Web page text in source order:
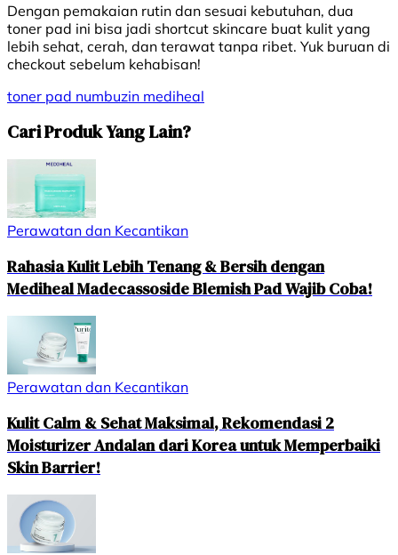
Dengan pemakaian rutin dan sesuai kebutuhan, dua
toner pad ini bisa jadi shortcut skincare buat kulit yang
lebih sehat, cerah, dan terawat tanpa ribet. Yuk buruan di
checkout sebelum kehabisan!
toner pad numbuzin mediheal
Cari Produk Yang Lain?
Perawatan dan Kecantikan
Rahasia Kulit Lebih Tenang & Bersih dengan
Mediheal Madecassoside Blemish Pad Wajib Coba!
Perawatan dan Kecantikan
Kulit Calm & Sehat Maksimal, Rekomendasi 2
Moisturizer Andalan dari Korea untuk Memperbaiki
Skin Barrier!